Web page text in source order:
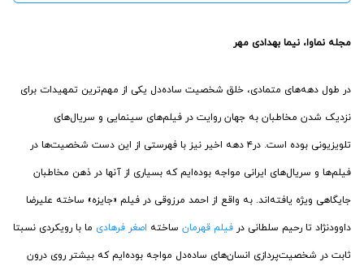
مجله نماوا، نیما بهدادی مهر
در طول دهه‌های متمادی، خلق شخصیت ساده‌دل یکی از مهم‌ترین تمهیدات برای
نزدیک شدن مخاطبان به جهان روایت در فیلم‌های سینمایی و سریال‌های
تلویزیونی بوده است. در۴ دهه اخیر نیز با فهرستی از این دست شخصیت‌ها در
فیلم‌ها و سریال‌های ایرانی مواجه بوده‌ایم که بسیاری از آنها در ذهن مخاطبان
جایگاهی ویژه یافته‌اند. به واقع از احمد مرزوقی در فیلم «جایزه» ساخته علیرضا
داوودنژاد تا رحیم سلطانی در فیلم قهرمان ساخته اصغر فرهادی ما با رویکردی نسبتا
ثابت در شخصیت‌پردازی انسان‌های ساده‌دل مواجه بوده‌ایم که بیشتر روی درون